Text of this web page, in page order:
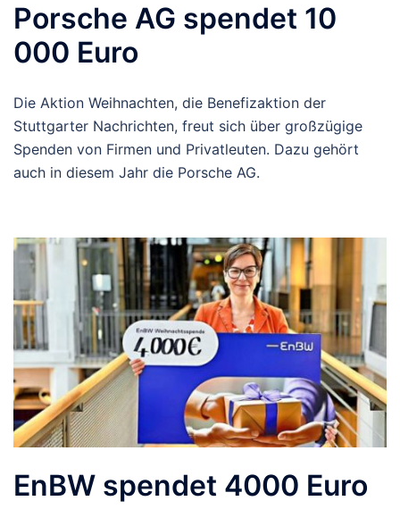
Porsche AG spendet 10
000 Euro
Die Aktion Weihnachten, die Benefizaktion der
Stuttgarter Nachrichten, freut sich über großzügige
Spenden von Firmen und Privatleuten. Dazu gehört
auch in diesem Jahr die Porsche AG.
EnBW spendet 4000 Euro